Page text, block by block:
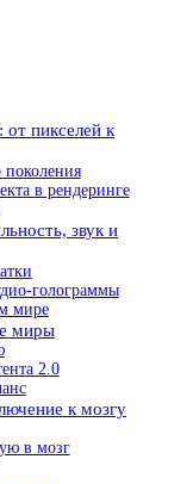
от пикселей к
в рендеринге
звук и
голограммы
мире
миры
2.0
к мозгу
в мозг